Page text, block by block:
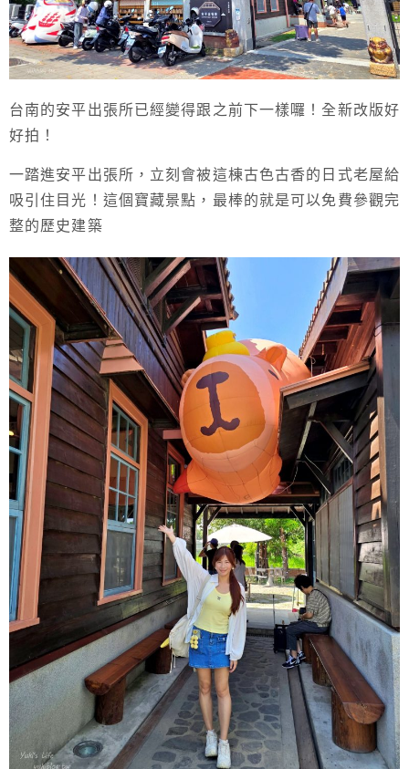
台南的安平出張所已經變得跟之前下一樣囉！全新改版好
好拍！
一踏進安平出張所，立刻會被這棟古色古香的日式老屋給
吸引住目光！這個寶藏景點，最棒的就是可以免費參觀完
整的歷史建築